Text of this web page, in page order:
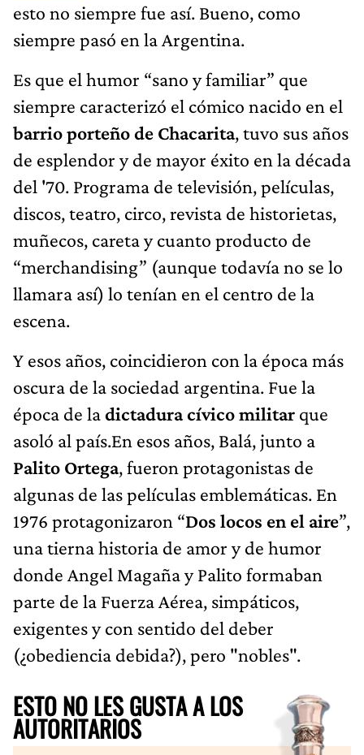
esto no siempre fue así. Bueno, como
siempre pasó en la Argentina.
Es que el humor “sano y familiar” que
siempre caracterizó el cómico nacido en el
barrio porteño de Chacarita, tuvo sus años
de esplendor y de mayor éxito en la década
del '70. Programa de televisión, películas,
discos, teatro, circo, revista de historietas,
muñecos, careta y cuanto producto de
“merchandising” (aunque todavía no se lo
llamara así) lo tenían en el centro de la
escena.
Y esos años, coincidieron con la época más
oscura de la sociedad argentina. Fue la
época de ladictadura cívico militar que
asoló al país.En esos años, Balá, junto a
Palito Ortega, fueron protagonistas de
algunas de las películas emblemáticas. En
1976 protagonizaron “Dos locos en el aire”,
una tierna historia de amor y de humor
donde Angel Magaña y Palito formaban
parte de la Fuerza Aérea, simpáticos,
exigentes y con sentido del deber
(¿obediencia debida?), pero "nobles".
ESTO NO LES GUSTA A LOS
AUTORITARIOS